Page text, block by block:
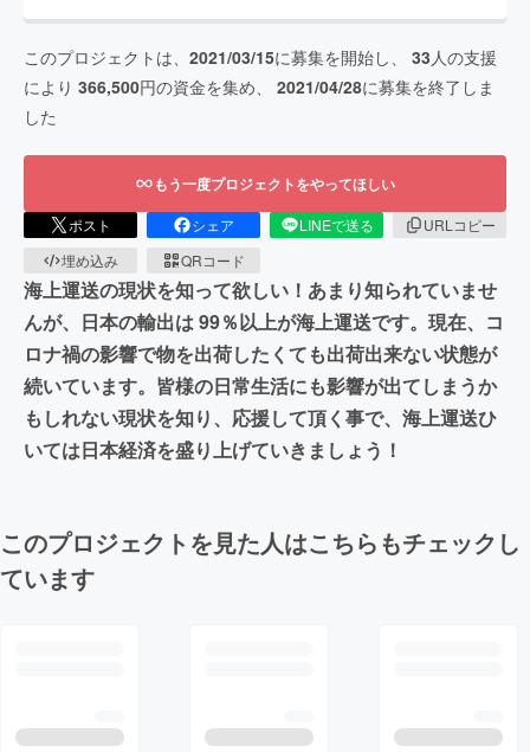
このプロジェクトは、 2021/03/15に募集を開始し、 33 人の支援
により 366,500円の資金を集め、 2021/04/28に募集を終了しま
した
もう一度プロジェクトをやってほしい
ポスト シェア LINEで送る
URLコピー
埋め込み
QRコード
海上運送の現状を知って欲しい！あまり知られていませ
んが、⽇本の輸出は 99％以上が海上運送です。現在、コ
ロナ禍の影響で物を出荷したくても出荷出来ない状態が
続いています。皆様の⽇常⽣活にも影響が出てしまうか
もしれない現状を知り、応援して頂く事で、海上運送ひ
いては⽇本経済を盛り上げていきましょう！
このプロジェクトを見た人はこちらもチェックし
ています